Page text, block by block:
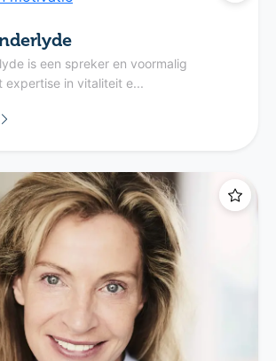
is een spreker en voormalig
expertise in vitaliteit e...